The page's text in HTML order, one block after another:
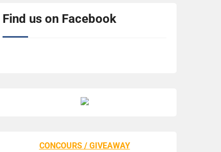
Find us on Facebook
CONCOURS / GIVEAWAY